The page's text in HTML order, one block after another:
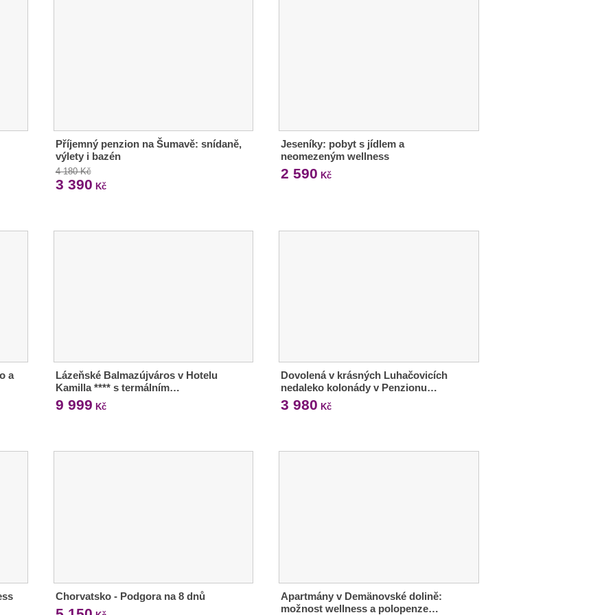
Příjemný penzion na Šumavě: snídaně,
výlety i bazén
4 180 Kč
3 390 Kč
Jeseníky: pobyt s jídlem a
neomezeným wellness
2 590 Kč
a
Lázeňské Balmazújváros v Hotelu
Kamilla **** s termálním…
9 999 Kč
Dovolená v krásných Luhačovicích
nedaleko kolonády v Penzionu…
3 980 Kč
Chorvatsko - Podgora na 8 dnů
Apartmány v Demänovské dolině:
možnost wellness a polopenze…